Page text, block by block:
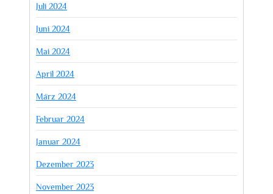
Juli 2024
Juni 2024
Mai 2024
April 2024
März 2024
Februar 2024
Januar 2024
Dezember 2023
November 2023